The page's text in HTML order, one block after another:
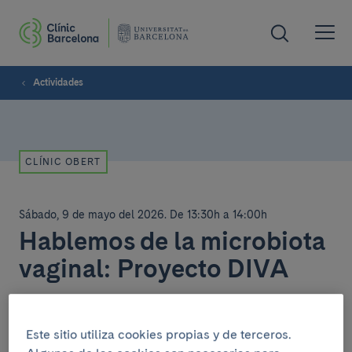
Actividades
CLÍNIC OBERT
Sábado, 9 de mayo del 2026. De 13:30h a 14:00h
Hablemos de la microbiota
vaginal: Proyecto DIVA
Charla sobre la microbiota vaginal y su papel en la
Este sitio utiliza cookies propias y de terceros.